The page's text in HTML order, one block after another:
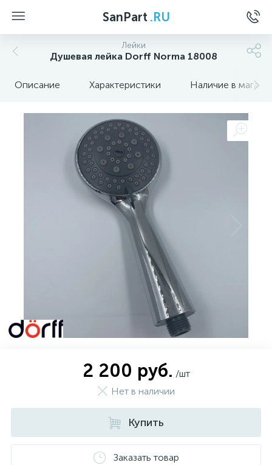
SanPart .RU
Лейки
Душевая лейка Dorff Norma 18008
Описание Характеристики Наличие в
2 200 руб. /шт
Нет в наличии
Купить
Заказать товар